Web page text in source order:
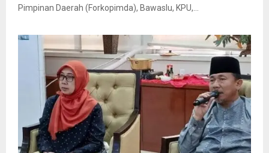
Pimpinan Daerah (Forkopimda), Bawaslu, KPU,...